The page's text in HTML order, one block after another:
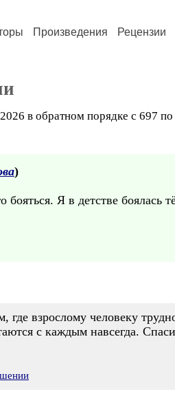
Произведения Рецензии
в обратном порядке с 697
)
Я в детстве боялась
взрослому человеку
с каждым навсегда.